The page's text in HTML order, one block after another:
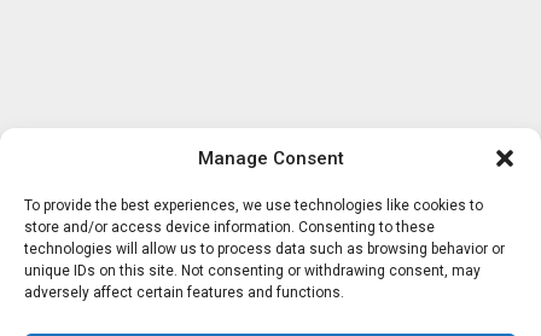
Manage Consent
To provide the best experiences, we use technologies like cookies to
store and/or access device information. Consenting to these
technologies will allow us to process data such as browsing behavior or
unique IDs on this site. Not consenting or withdrawing consent, may
adversely affect certain features and functions.